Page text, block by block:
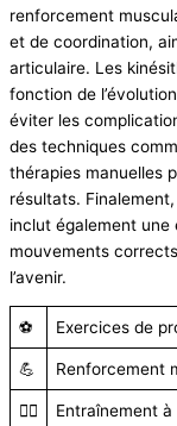
renforcement
et de coordination,
articulaire. Les
fonction de
éviter les
des techniques
thérapies manuelles
résultats.
inclut également une
mouvements
l’avenir.
⚽️ Exercices de
💪 Renforcement
🏃‍♂️ Entraînement